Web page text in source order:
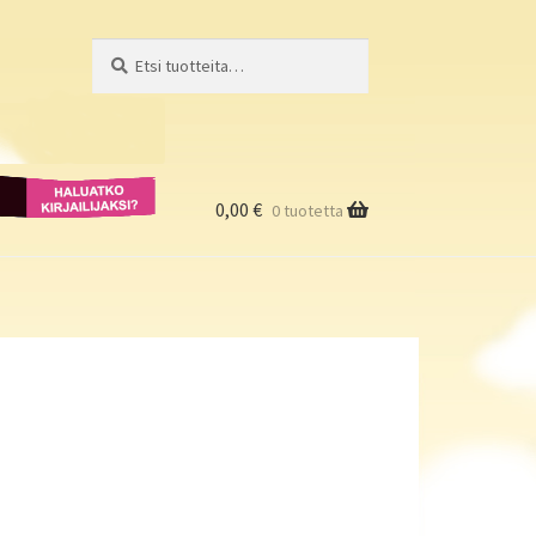
Haluatko
kirjailijaksi?
0,00 € 0 tuotetta